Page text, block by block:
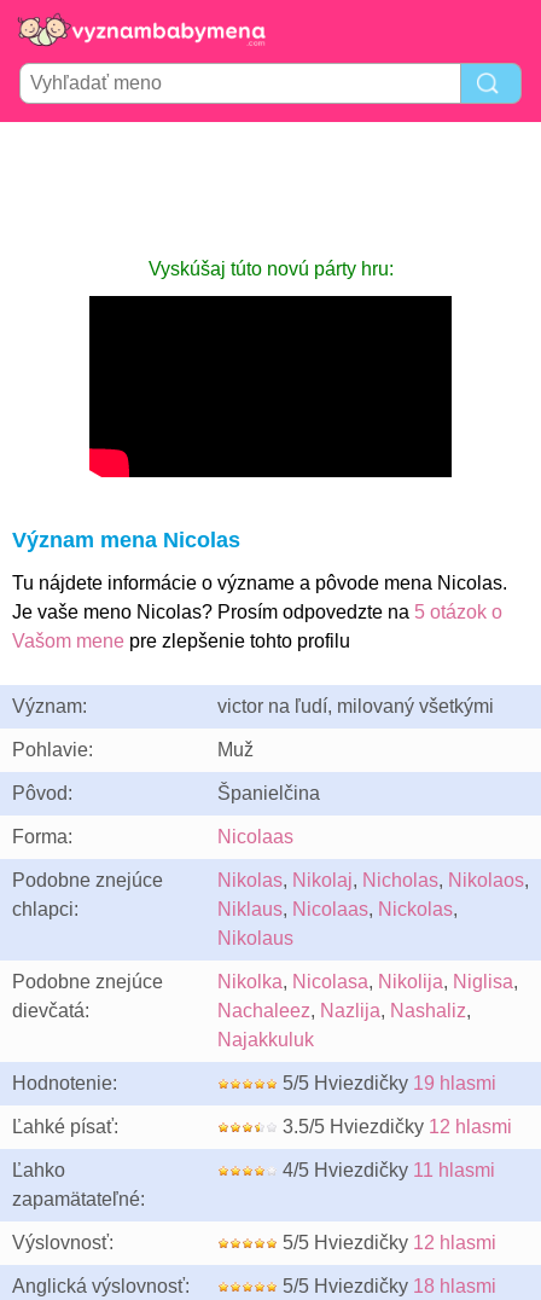
Vyskúšaj túto novú párty hru:
Význam mena Nicolas
Tu nájdete informácie o význame a pôvode mena Nicolas.
Je vaše meno Nicolas? Prosím odpovedzte na 5 otázok o
Vašom mene pre zlepšenie tohto profilu
Význam: victor na ľudí, milovaný všetkými
Pohlavie: Muž
Pôvod: Španielčina
Forma: Nicolaas
Podobne znejúce
chlapci:
Nikolas, Nikolaj, Nicholas, Nikolaos,
Niklaus, Nicolaas, Nickolas,
Nikolaus
Podobne znejúce
dievčatá:
Nikolka, Nicolasa, Nikolija, Niglisa,
Nachaleez, Nazlija, Nashaliz,
Najakkuluk
Hodnotenie: 5/5 Hviezdičky 19 hlasmi
Ľahké písať: 3.5/5 Hviezdičky 12 hlasmi
Ľahko
zapamätateľné:
4/5 Hviezdičky 11 hlasmi
Výslovnosť: 5/5 Hviezdičky 12 hlasmi
Anglická výslovnosť: 5/5 Hviezdičky 18 hlasmi